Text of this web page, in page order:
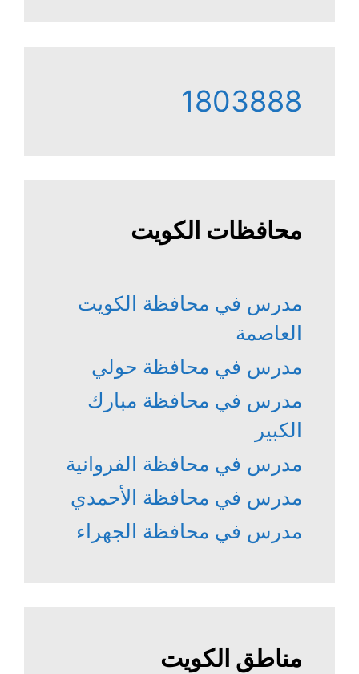
1803888
محافظات الكويت
مدرس في محافظة الكويت
العاصمة
مدرس في محافظة حولي
مدرس في محافظة مبارك
الكبير
مدرس في محافظة الفروانية
مدرس في محافظة الأحمدي
مدرس في محافظة الجهراء
مناطق الكويت